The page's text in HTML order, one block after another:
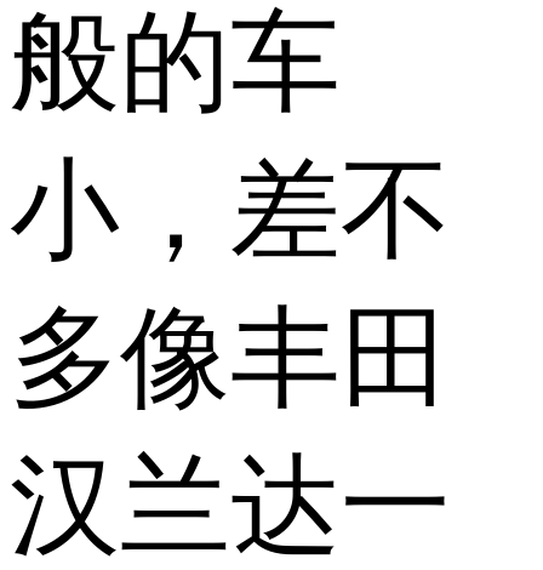
般的车
小，差不
多像丰田
汉兰达一